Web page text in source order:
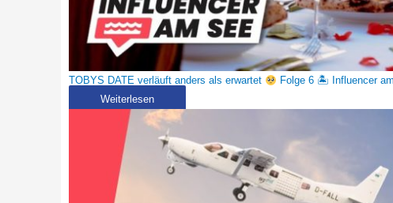
TOBYS DATE verläuft anders als erwartet
Folge 6 🏝 Influencer
Weiterlesen